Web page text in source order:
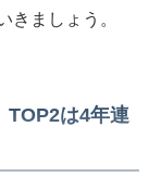
きましょう。
TOP2は4年連